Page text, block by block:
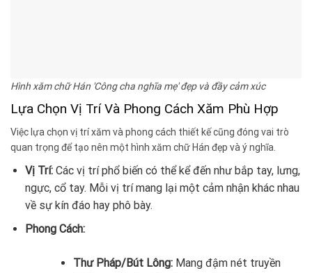
Hình xăm chữ Hán 'Công cha nghĩa mẹ' đẹp và đầy cảm xúc
Lựa Chọn Vị Trí Và Phong Cách Xăm Phù Hợp
Việc lựa chọn vị trí xăm và phong cách thiết kế cũng đóng vai trò
quan trọng để tạo nên một hình xăm chữ Hán đẹp và ý nghĩa.
Vị Trí:Các vị trí phổ biến có thể kể đến như bắp tay, lưng,
ngực, cổ tay. Mỗi vị trí mang lại một cảm nhận khác nhau
về sự kín đáo hay phô bày.
Phong Cách:
Thư Pháp/Bút Lông:Mang đậm nét truyền